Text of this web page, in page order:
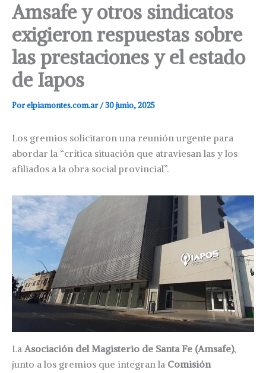
Amsafe y otros sindicatos
exigieron respuestas sobre
las prestaciones y el estado
de Iapos
Porelpiamontes.com.ar/30 junio, 2025
Los gremios solicitaron una reunión urgente para
abordar la “crítica situación que atraviesan las y los
afiliados a la obra social provincial”.
La Asociación del Magisterio de Santa Fe (Amsafe),
junto a los gremios que integran la Comisión